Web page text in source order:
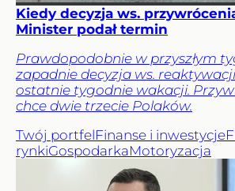
Kiedy decyzja ws.
Minister podał termin
Prawdopodobnie w przyszłym
zapadnie decyzja ws.
ostatnie tygodnie wakacji.
chce dwie trzecie Polaków.
Twój portfelFinanse i inwestycje
rynkiGospodarkaMotoryzacja